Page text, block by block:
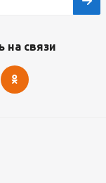
на связи